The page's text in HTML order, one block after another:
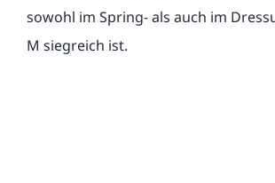
sowohl im Spring- als auch im
M siegreich ist.